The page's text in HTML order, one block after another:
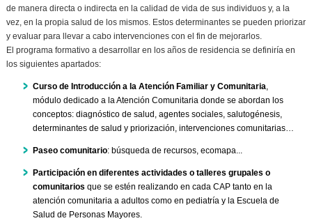
de manera directa o indirecta en la calidad de vida de sus individuos y, a la
vez, en la propia salud de los mismos. Estos determinantes se pueden priorizar
y evaluar para llevar a cabo intervenciones con el fin de mejorarlos.
El programa formativo a desarrollar en los años de residencia se definiría en
los siguientes apartados:
Curso de Introducción a la Atención Familiar y Comunitaria,
módulo dedicado a la Atención Comunitaria donde se abordan los
conceptos: diagnóstico de salud, agentes sociales, salutogénesis,
determinantes de salud y priorización, intervenciones comunitarias…
Paseo comunitario: búsqueda de recursos, ecomapa...
Participación en diferentes actividades o talleres grupales o
comunitarios que se estén realizando en cada CAP tanto en la
atención comunitaria a adultos como en pediatría y la Escuela de
Salud de Personas Mayores.